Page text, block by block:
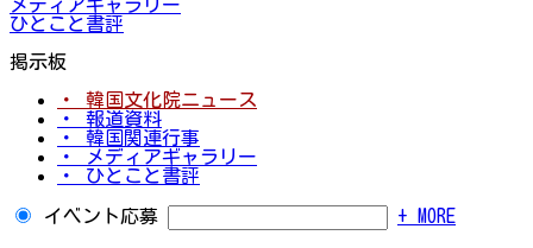
メディアギャラリー
ひとこと書評
掲示板
・ 韓国文化院ニュース
・ 報道資料
・ 韓国関連行事
・ メディアギャラリー
・ ひとこと書評
イベント応募 + MORE